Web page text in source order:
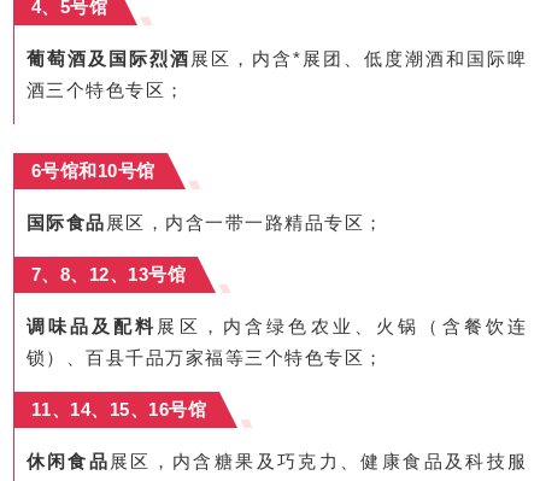
4、5号馆
葡萄酒及国际烈酒 展区，内含*展团、低度潮酒和国际啤
酒三个特色专区；
6号馆和10号馆
国际食品 展区，内含一带一路精品专区；
7、8、12、13号馆
调味品及配料 展区，内含绿色农业、火锅（含餐饮连
锁）、百县千品万家福等三个特色专区；
11、14、15、16号馆
休闲食品 展区，内含糖果及巧克力、健康食品及科技服